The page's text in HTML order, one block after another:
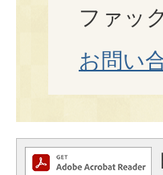
ファッ
お問い